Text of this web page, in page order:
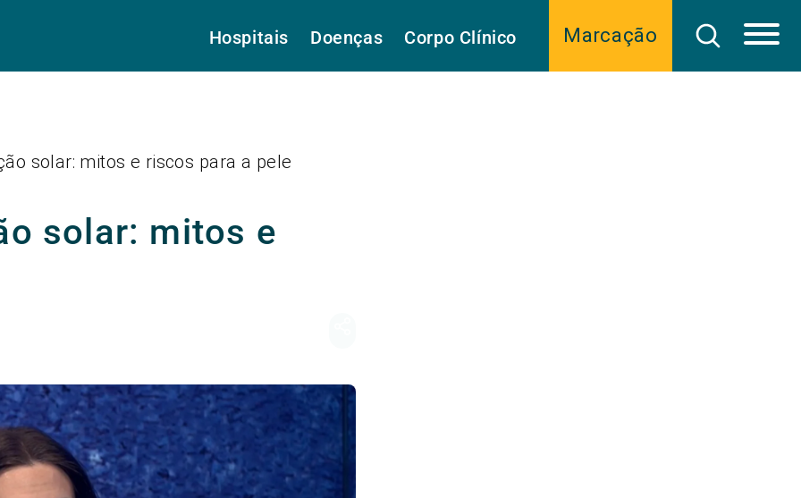
Marcação
Hospitais Doenças Corpo Clínico
solar: mitos e riscos para a pele
solar: mitos e